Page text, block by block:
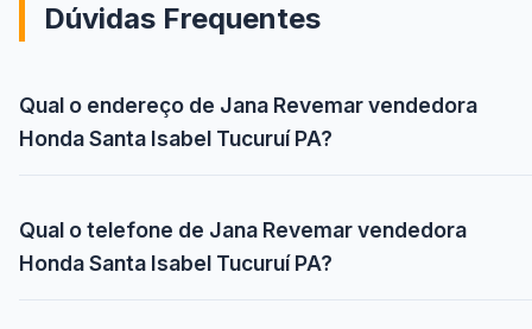
Dúvidas Frequentes
Qual o endereço de Jana Revemar vendedora
Honda Santa Isabel Tucuruí PA?
Qual o telefone de Jana Revemar vendedora
Honda Santa Isabel Tucuruí PA?